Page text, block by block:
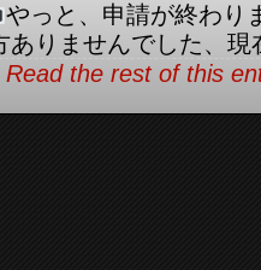
やっと、申請が終わり
ありませんでした、
Read the rest of this